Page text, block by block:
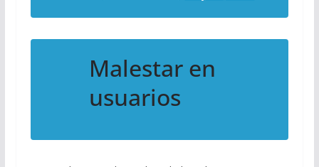
Malestar en
usuarios